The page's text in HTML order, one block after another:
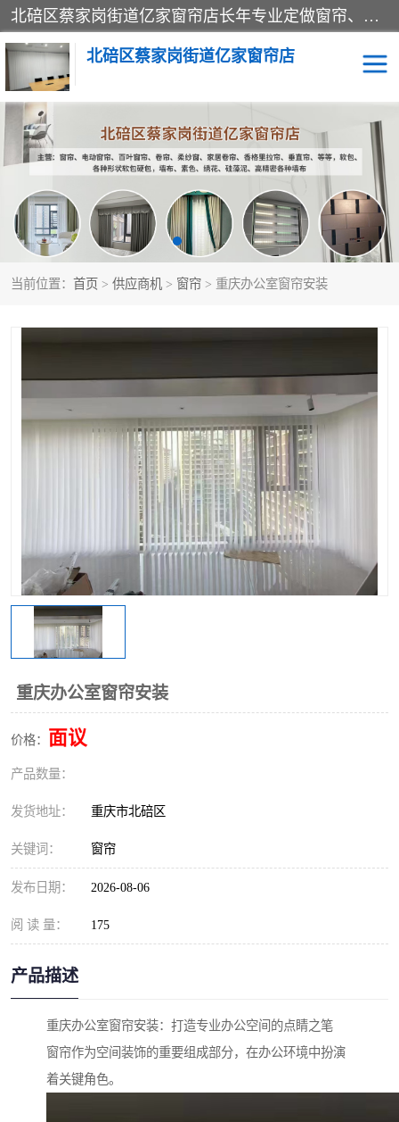
北碚区蔡家岗街道亿家窗帘店长年专业定做窗帘、电动窗帘、百叶窗帘、卷帘、柔纱窗、家居卷帘、香格里拉帘、垂直帘、等等，软包、各种形状软包硬包，墙布、素色、绣花、硅藻泥、高精密各种墙布，免费测量、免费安装，欢迎咨询
北碚区蔡家岗街道亿家窗帘店
当前位置： 首页 > 供应商机 > 窗帘 > 重庆办公室窗帘安装
重庆办公室窗帘安装
价格： 面议
产品数量：
发货地址： 重庆市北碚区
关键词： 窗帘
发布日期： 2026-08-06
阅 读 量： 175
产品描述
重庆办公室窗帘安装：打造专业办公空间的点睛之笔
窗帘作为空间装饰的重要组成部分，在办公环境中扮演
着关键角色。
软包硬包 墙布
窗帘 百叶窗卷帘